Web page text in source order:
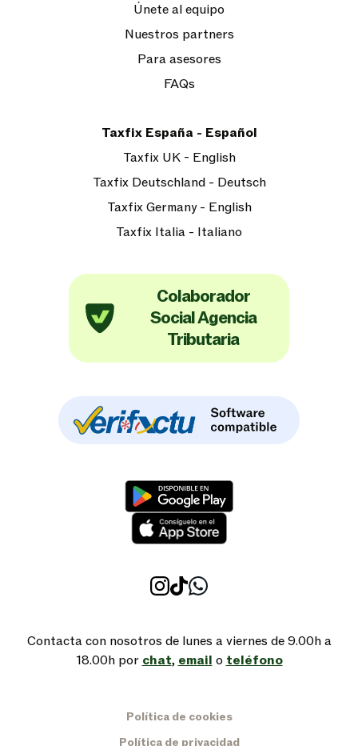
Únete al equipo
Nuestros partners
Para asesores
FAQs
Taxfix España - Español
Taxfix UK - English
Taxfix Deutschland - Deutsch
Taxfix Germany - English
Taxfix Italia - Italiano
Colaborador
Social Agencia
Tributaria
Contacta con nosotros de lunes a viernes de 9.00h a
18.00h por chat, email o teléfono
Política de cookies
Política de privacidad